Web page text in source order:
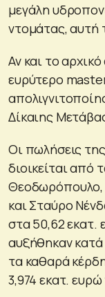
μεγάλη
ντομάτας, αυτή
Αν και το
ευρύτερο
Δίκαιης
Οι πωλήσεις
διοικείται από
και Σταύρο
στα 50,62 εκατ.
αυξήθηκαν κατά
τα καθαρά
3,974 εκατ.